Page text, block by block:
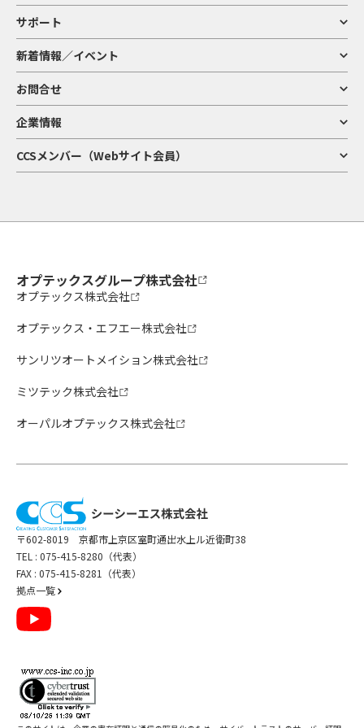
サポート
新着情報／イベント
お問合せ
企業情報
CCSメンバー（Webサイト会員）
オプテックスグループ株式会社
オプテックス株式会社
オプテックス・エフエー株式会社
サンリツオートメイション株式会社
ミツテック株式会社
オーパルオプテックス株式会社
〒602-8019 京都市上京区室町通出水上ル近衛町38
TEL : 075-415-8280（代表）
FAX : 075-415-8281（代表）
拠点一覧